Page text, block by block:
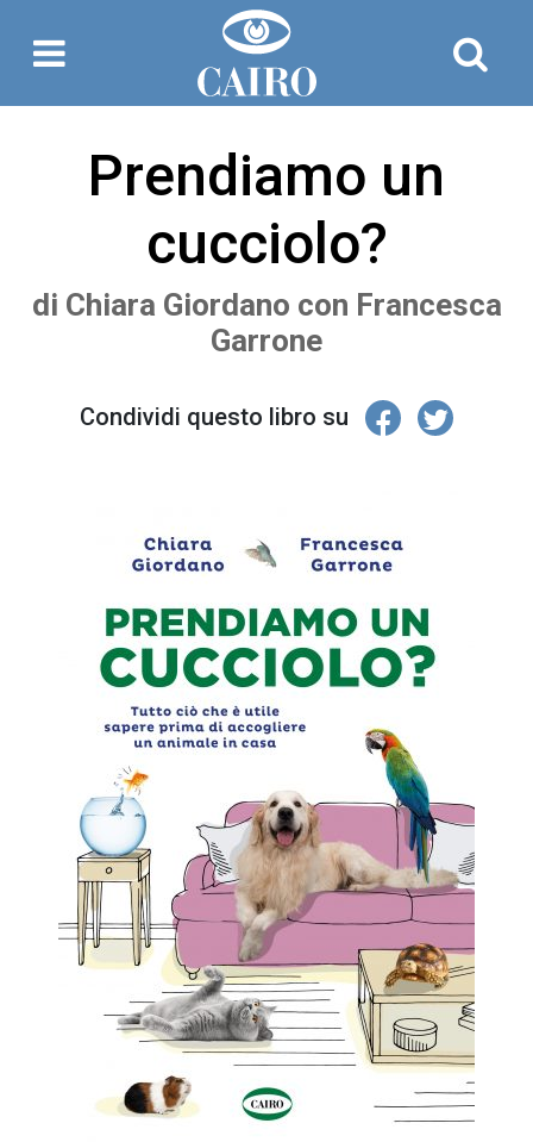
Prendiamo un
cucciolo?
di Chiara Giordano con Francesca
Garrone
Condividi questo libro su